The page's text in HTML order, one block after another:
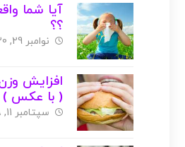
آیا شما
؟؟
نوامبر 29, 2020
( با عکس )
سپتامبر 11, 2018